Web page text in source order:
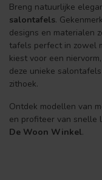
Breng natuurlijke
salontafels.
designs en materialen
tafels perfect in zowel
kiest voor een
deze unieke
zithoek.
Ontdek modellen van
en profiteer van snelle
De Woon Winkel.